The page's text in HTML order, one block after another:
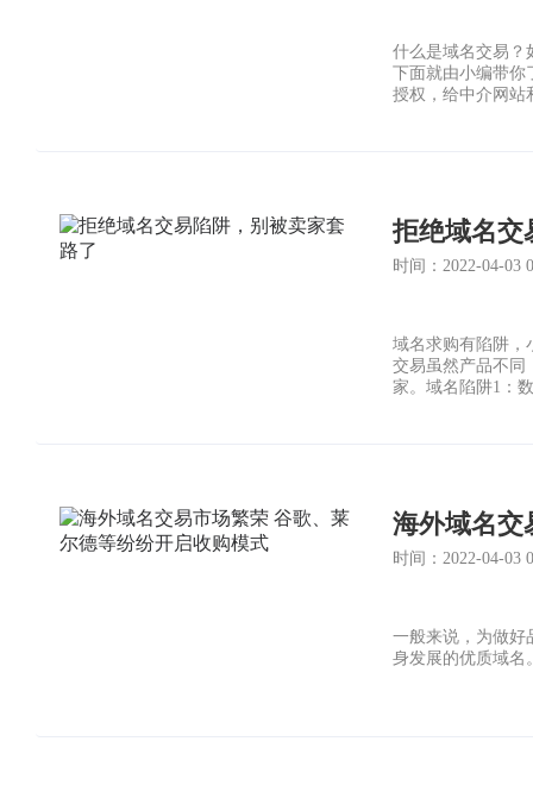
什么是域名交易？
下面就由小编带你
授权，给中介网站
拒绝域名交
时间：2022-04-03
域名求购有陷阱，
交易虽然产品不同
家。域名陷阱1：
海外域名交
时间：2022-04-03
一般来说，为做好
身发展的优质域名